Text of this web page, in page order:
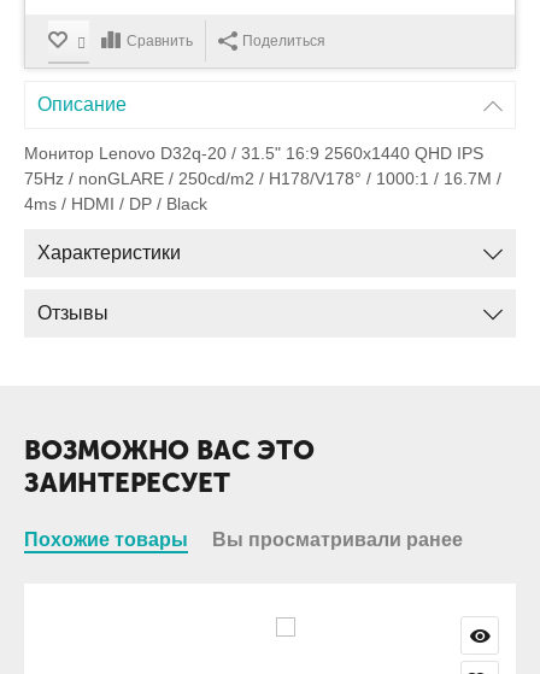
Сравнить Поделиться
Описание
Монитор Lenovo D32q-20 / 31.5" 16:9 2560x1440 QHD IPS
75Hz / nonGLARE / 250cd/m2 / H178/V178° / 1000:1 / 16.7M /
4ms / HDMI / DP / Black
Характеристики
Отзывы
ВОЗМОЖНО ВАС ЭТО
ЗАИНТЕРЕСУЕТ
Похожие товары Вы просматривали ранее